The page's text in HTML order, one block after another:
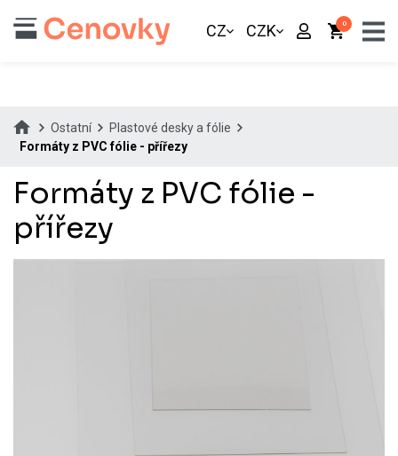
0
CZ CZK
Ostatní
Plastové desky a fólie
Formáty z PVC fólie - přířezy
Formáty z PVC fólie -
přířezy